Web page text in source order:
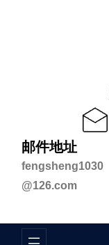
邮件地址
fengsheng1030
@126.com